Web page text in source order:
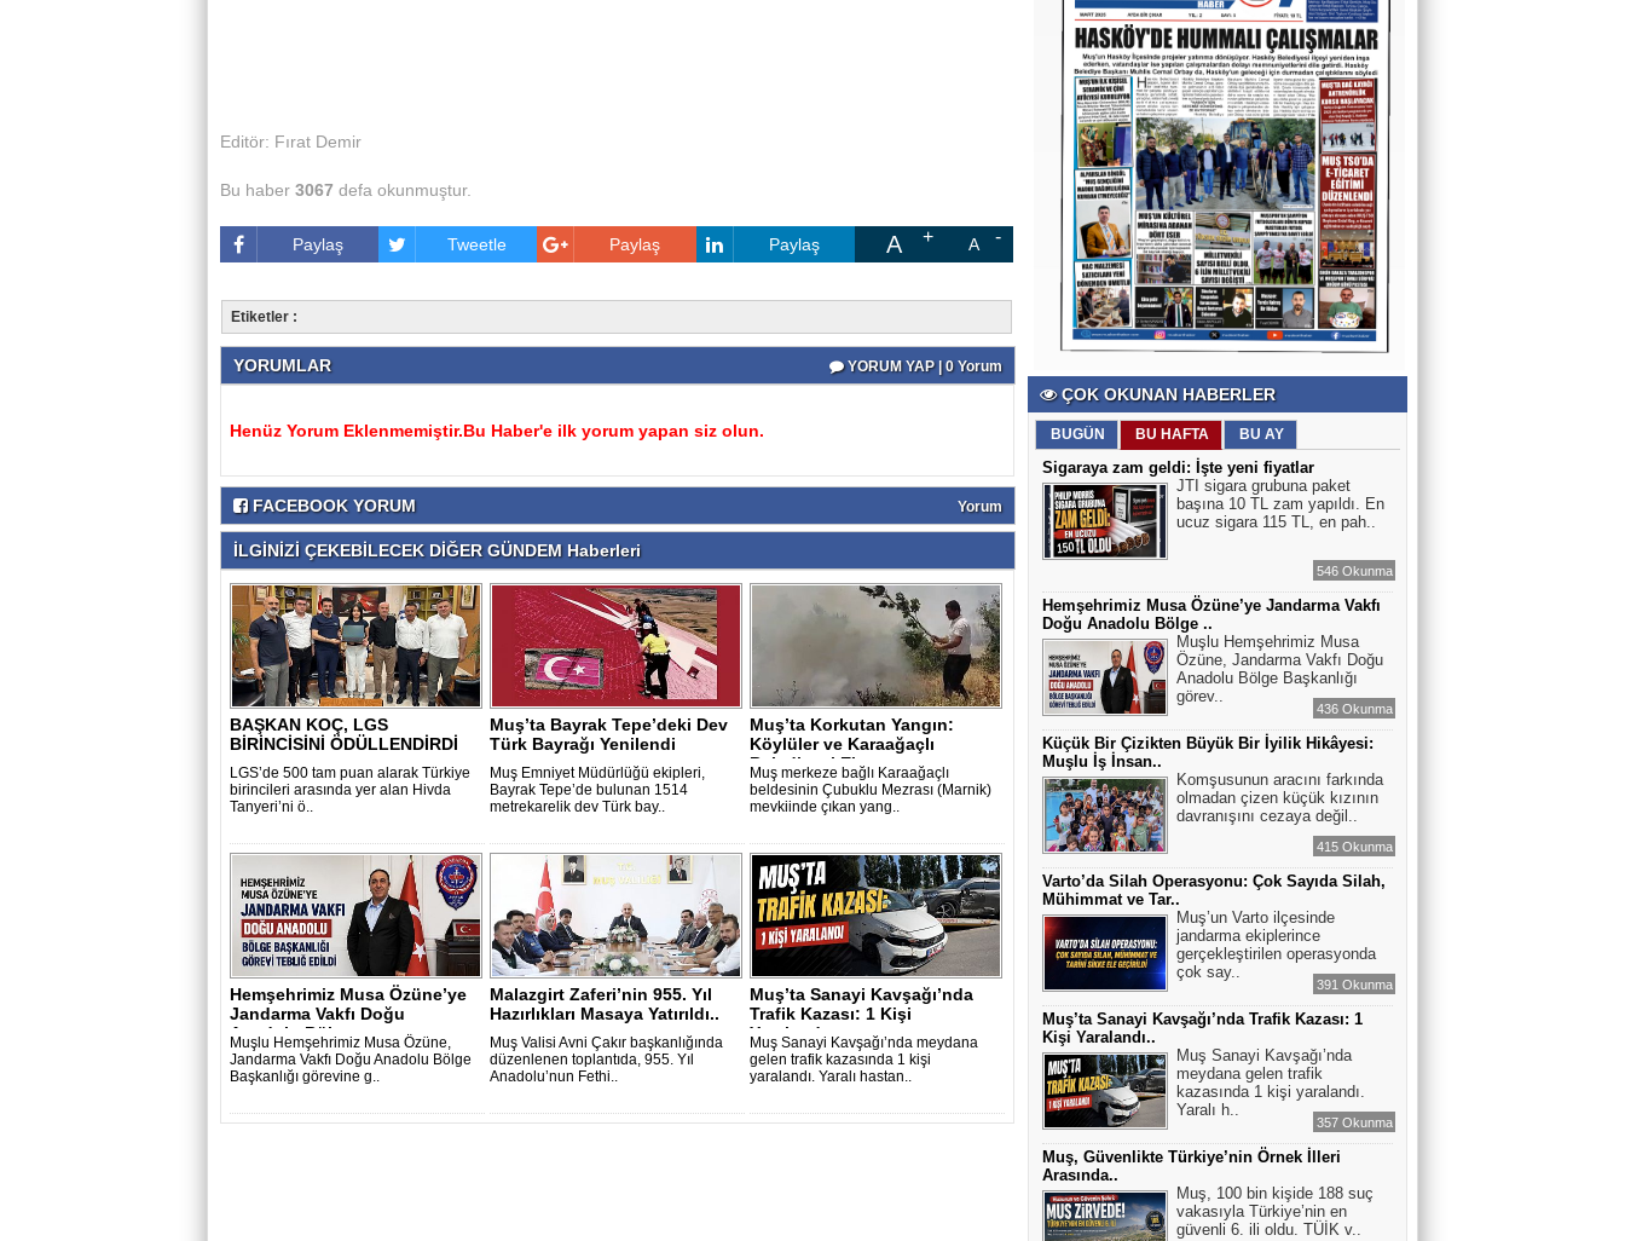
Editör: Fırat Demir
Bu haber 3067 defa okunmuştur.
Paylaş Tweetle Paylaş Paylaş A A
Etiketler :
YORUMLAR YORUM YAP | 0 Yorum
Henüz Yorum Eklenmemiştir.Bu Haber'e ilk yorum yapan siz olun.
FACEBOOK YORUM Yorum
İLGİNİZİ ÇEKEBİLECEK DİĞER GÜNDEM Haberleri
BAŞKAN KOÇ, LGS
BİRİNCİSİNİ ÖDÜLLENDİRDİ
LGS’de 500 tam puan alarak Türkiye
birincileri arasında yer alan Hivda
Tanyeri’ni ö..
Muş’ta Bayrak Tepe’deki Dev
Türk Bayrağı Yenilendi
Muş Emniyet Müdürlüğü ekipleri,
Bayrak Tepe’de bulunan 1514
metrekarelik dev Türk bay..
Muş’ta Korkutan Yangın:
Köylüler ve Karaağaçlı
Belediyesi Ek..
Muş merkeze bağlı Karaağaçlı
beldesinin Çubuklu Mezrası (Marnik)
mevkiinde çıkan yang..
Hemşehrimiz Musa Özüne’ye
Jandarma Vakfı Doğu
Anadolu Bölge ..
Muşlu Hemşehrimiz Musa Özüne,
Jandarma Vakfı Doğu Anadolu Bölge
Başkanlığı görevine g..
Malazgirt Zaferi’nin 955. Yıl
Hazırlıkları Masaya Yatırıldı..
Muş Valisi Avni Çakır başkanlığında
düzenlenen toplantıda, 955. Yıl
Anadolu’nun Fethi..
Muş’ta Sanayi Kavşağı’nda
Trafik Kazası: 1 Kişi
Yaralandı..
Muş Sanayi Kavşağı’nda meydana
gelen trafik kazasında 1 kişi
yaralandı. Yaralı hastan..
ÇOK OKUNAN HABERLER
BUGÜN BU HAFTA BU AY
Sigaraya zam geldi: İşte yeni fiyatlar
JTI sigara grubuna paket
başına 10 TL zam yapıldı. En
ucuz sigara 115 TL, en pah..
546 Okunma
Hemşehrimiz Musa Özüne’ye Jandarma Vakfı
Doğu Anadolu Bölge ..
Muşlu Hemşehrimiz Musa
Özüne, Jandarma Vakfı Doğu
Anadolu Bölge Başkanlığı
görev..
436 Okunma
Küçük Bir Çizikten Büyük Bir İyilik Hikâyesi:
Muşlu İş İnsan..
Komşusunun aracını farkında
olmadan çizen küçük kızının
davranışını cezaya değil..
415 Okunma
Varto’da Silah Operasyonu: Çok Sayıda Silah,
Mühimmat ve Tar..
Muş’un Varto ilçesinde
jandarma ekiplerince
gerçekleştirilen operasyonda
çok say..
391 Okunma
Muş’ta Sanayi Kavşağı’nda Trafik Kazası: 1
Kişi Yaralandı..
Muş Sanayi Kavşağı’nda
meydana gelen trafik
kazasında 1 kişi yaralandı.
Yaralı h..
357 Okunma
Muş, Güvenlikte Türkiye’nin Örnek İlleri
Arasında..
Muş, 100 bin kişide 188 suç
vakasıyla Türkiye’nin en
güvenli 6. ili oldu. TÜİK v..